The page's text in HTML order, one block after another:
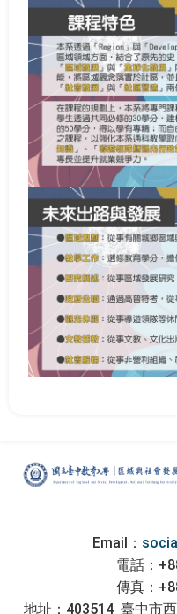
:::
Email：
電話：
傳真：
地址：403514 臺中市